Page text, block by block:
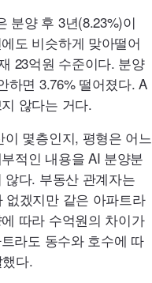
분양 후 3년(8.23%)이
도 비슷하게 맞아떨어
23억원 수준이다. 분양
하면 3.76% 떨어졌다.A
않다는 거다.
몇층인지, 평형은 어느
적인 내용을 AI 분양분
다. 부동산 관계자는
겠지만 같은 아파트라
따라 수억원의 차이가
라도 동수와 호수에 따
다.